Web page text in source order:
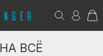
НА ВСЁ